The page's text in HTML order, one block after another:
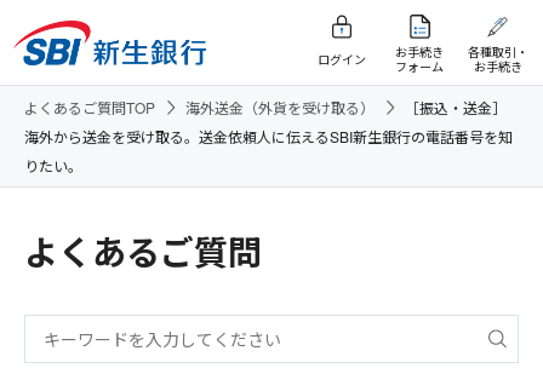
ログイン
お手続き
フォーム
各種取引・
お手続き
よくあるご質問TOP 海外送金（外貨を受け取る）
［振込・送金］
海外から送金を受け取る。送金依頼人に伝えるSBI新生銀行の電話番号を知
りたい。
よくあるご質問